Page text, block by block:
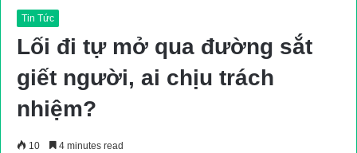
Tin Tức
Lối đi tự mở qua đường sắt
giết người, ai chịu trách
nhiệm?
10 4 minutes read